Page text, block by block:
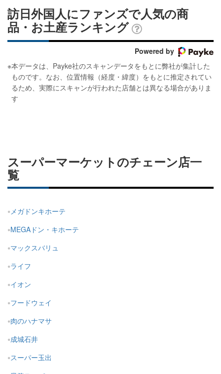
訪日外国人にファンズで人気の商
品・お土産ランキング
Powered by
※本データは、Payke社のスキャンデータをもとに弊社が集計した
ものです。なお、位置情報（経度・緯度）をもとに推定されてい
るため、実際にスキャンが行われた店舗とは異なる場合がありま
す
スーパーマーケットのチェーン店一
覧
メガドンキホーテ
MEGAドン・キホーテ
マックスバリュ
ライフ
イオン
フードウェイ
肉のハナマサ
成城石井
スーパー玉出